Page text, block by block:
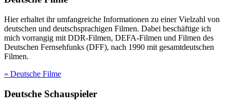
Hier erhaltet ihr umfangreiche Informationen zu einer Vielzahl von
deutschen und deutschsprachigen Filmen. Dabei beschäftige ich
mich vorrangig mit DDR-Filmen, DEFA-Filmen und Filmen des
Deutschen Fernsehfunks (DFF), nach 1990 mit gesamtdeutschen
Filmen.
» Deutsche Filme
Deutsche Schauspieler